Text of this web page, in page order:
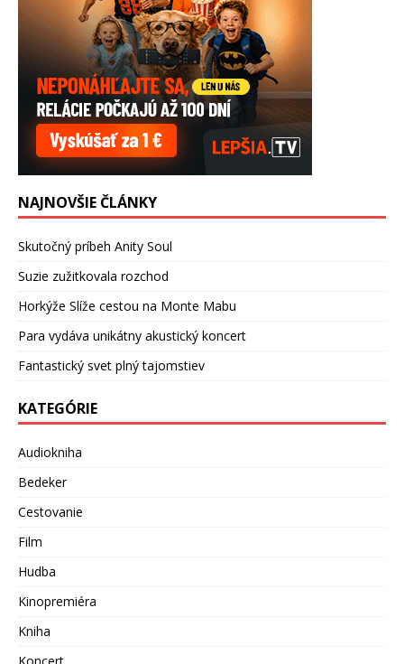
NAJNOVŠIE ČLÁNKY
Skutočný príbeh Anity Soul
Suzie zužitkovala rozchod
Horkýže Slíže cestou na Monte Mabu
Para vydáva unikátny akustický koncert
Fantastický svet plný tajomstiev
KATEGÓRIE
Audiokniha
Bedeker
Cestovanie
Film
Hudba
Kinopremiéra
Kniha
Koncert